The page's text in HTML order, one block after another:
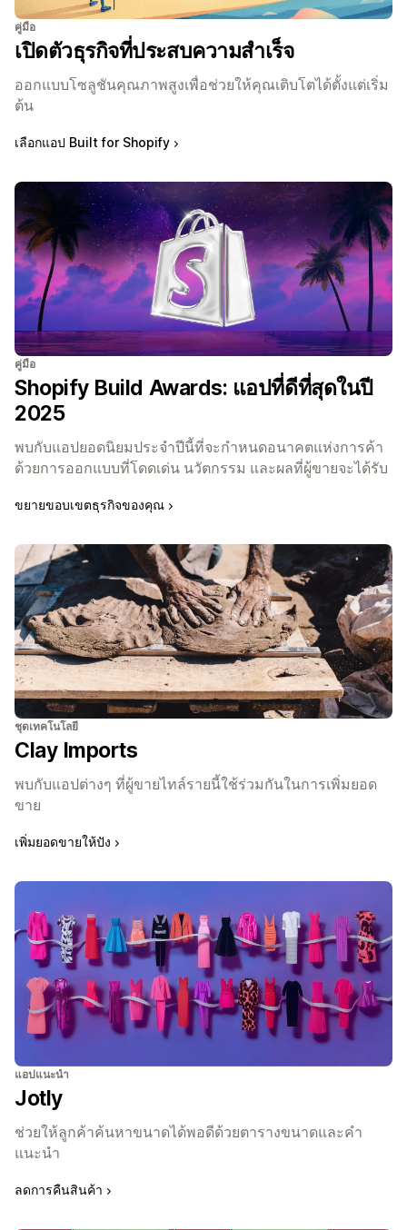
คู่มือ
เปิดตัวธุรกิจที่ประสบความสำเร็จ
ออกแบบโซลูชันคุณภาพสูงเพื่อช่วยให้คุณเติบโตได้ตั้งแต่เริ่ม
ต้น
เลือกแอป Built for Shopify
คู่มือ
Shopify Build Awards: แอปที่ดีที่สุดในปี
2025
พบกับแอปยอดนิยมประจำปีนี้ที่จะกำหนดอนาคตแห่งการค้า
ด้วยการออกแบบที่โดดเด่น นวัตกรรม และผลที่ผู้ขายจะได้รับ
ขยายขอบเขตธุรกิจของคุณ
ชุดเทคโนโลยี
Clay Imports
พบกับแอปต่างๆ ที่ผู้ขายไทล์รายนี้ใช้ร่วมกันในการเพิ่มยอด
ขาย
เพิ่มยอดขายให้ปัง
แอปแนะนำ
Jotly
ช่วยให้ลูกค้าค้นหาขนาดได้พอดีด้วยตารางขนาดและคำ
แนะนำ
ลดการคืนสินค้า